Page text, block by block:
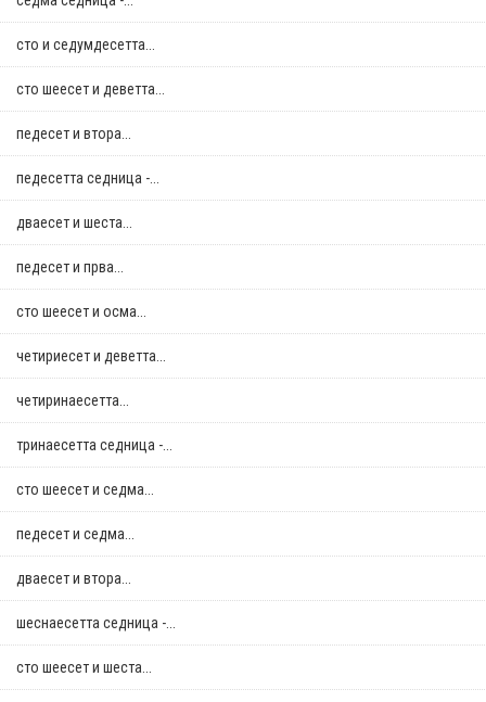
сто и седумдесетта...
сто шеесет и деветта...
педесет и втора...
педесетта седница -...
дваесет и шеста...
педесет и прва...
сто шеесет и осма...
четириесет и деветта...
четиринаесетта...
тринаесетта седница -...
сто шеесет и седма...
педесет и седма...
дваесет и втора...
шеснаесетта седница -...
сто шеесет и шеста...